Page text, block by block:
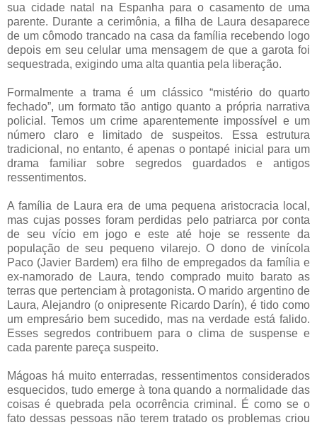
sua cidade natal na Espanha para o casamento de uma
parente. Durante a cerimônia, a filha de Laura desaparece
de um cômodo trancado na casa da família recebendo logo
depois em seu celular uma mensagem de que a garota foi
sequestrada, exigindo uma alta quantia pela liberação.
Formalmente a trama é um clássico “mistério do quarto
fechado”, um formato tão antigo quanto a própria narrativa
policial. Temos um crime aparentemente impossível e um
número claro e limitado de suspeitos. Essa estrutura
tradicional, no entanto, é apenas o pontapé inicial para um
drama familiar sobre segredos guardados e antigos
ressentimentos.
A família de Laura era de uma pequena aristocracia local,
mas cujas posses foram perdidas pelo patriarca por conta
de seu vício em jogo e este até hoje se ressente da
população de seu pequeno vilarejo. O dono de vinícola
Paco (Javier Bardem) era filho de empregados da família e
ex-namorado de Laura, tendo comprado muito barato as
terras que pertenciam à protagonista. O marido argentino de
Laura, Alejandro (o onipresente Ricardo Darín), é tido como
um empresário bem sucedido, mas na verdade está falido.
Esses segredos contribuem para o clima de suspense e
cada parente pareça suspeito.
Mágoas há muito enterradas, ressentimentos considerados
esquecidos, tudo emerge à tona quando a normalidade das
coisas é quebrada pela ocorrência criminal. É como se o
fato dessas pessoas não terem tratado os problemas criou